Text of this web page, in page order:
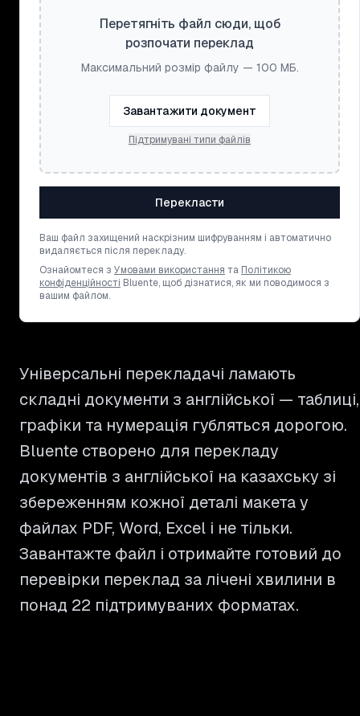
Перетягніть файл сюди, щоб
розпочати переклад
Максимальний розмір файлу — 100 МБ.
Завантажити документ
Підтримувані типи файлів
Перекласти
Ваш файл захищений наскрізним шифруванням і автоматично
видаляється після перекладу.
Ознайомтеся з Умовами використання та Політикою
конфіденційності Bluente, щоб дізнатися, як ми поводимося з
вашим файлом.
Універсальні перекладачі ламають
складні документи з англійської — таблиці,
графіки та нумерація губляться дорогою.
Bluente створено для перекладу
документів з англійської на казахську зі
збереженням кожної деталі макета у
файлах PDF, Word, Excel і не тільки.
Завантажте файл і отримайте готовий до
перевірки переклад за лічені хвилини в
понад 22 підтримуваних форматах.